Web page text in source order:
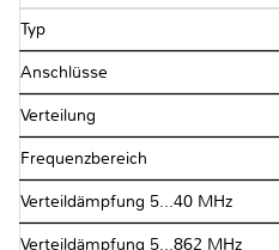
Typ
Anschlüsse
Verteilung
Frequenzbereich
Verteildämpfung 5...40 MHz
Verteildämpfung 5...862 MHz